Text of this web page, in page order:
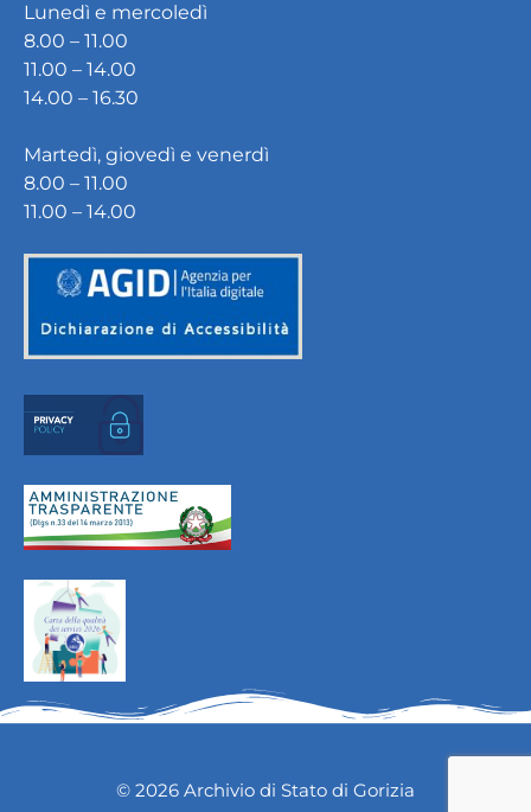
Lunedì e mercoledì
8.00 – 11.00
11.00 – 14.00
14.00 – 16.30
Martedì, giovedì e venerdì
8.00 – 11.00
11.00 – 14.00
© 2026 Archivio di Stato di Gorizia